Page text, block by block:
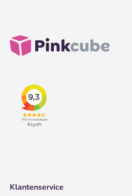
Klantenservice